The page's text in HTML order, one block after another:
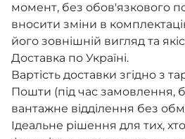
момент, без обов'язкового
вносити зміни в
його зовнішній вигляд та
Доставка по Україні.
Вартість доставки згідно з
Пошти (під час замовлення,
вантажне відділення без
Iдеальне рішення для тих,